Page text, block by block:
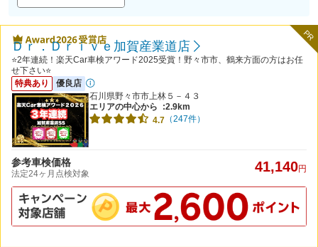
PR
Ｄｒ．Ｄｒｉｖｅ加賀産業道店
⭐2年連続！楽天Car車検アワード2025受賞！野々市市、鶴来方面の方はお任
せ下さい⭐
特典あり
優良店
石川県野々市市上林５－４３
エリアの中心から
:2.9km
4.7 （247件）
参考車検価格
法定24ヶ月点検対象 41,140円